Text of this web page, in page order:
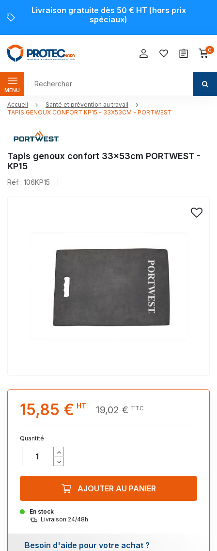
Livraison gratuite dès 50 € HT (hors prix
spéciaux)
0
MENU
Accueil
Santé et prévention au travail
TAPIS GENOUX CONFORT KP15 - 33X53CM - PORTWEST
Tapis genoux confort 33x53cm PORTWEST -
KP15
Réf : 106KP15
15,85 € HT 19,02 € TTC
Quantité
En stock
Livraison 24/48h
AJOUTER AU PANIER
Besoin d'aide pour votre achat ?